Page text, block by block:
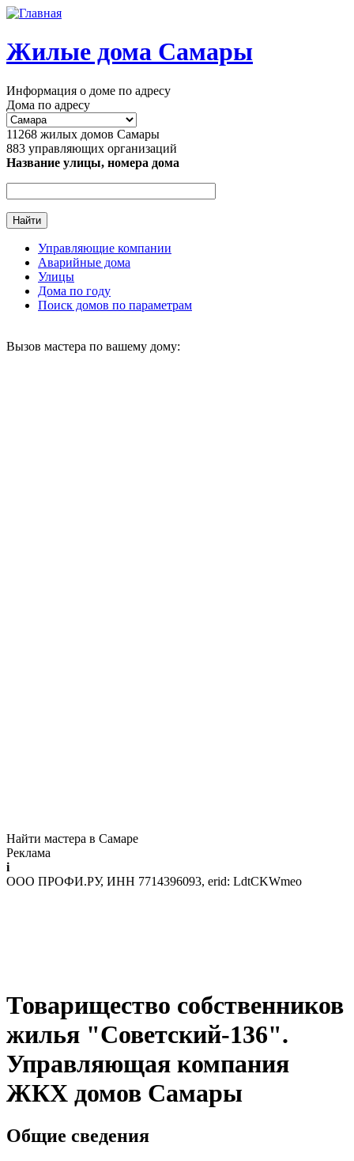
Перейти к основному содержанию
Жилые дома Самары
Информация о доме по адресу
Дома по адресу
11268 жилых домов Самары
883 управляющих организаций
Название улицы, номера дома
Главное меню
Управляющие компании
Аварийные дома
Улицы
Дома по году
Поиск домов по параметрам
Вызов мастера по вашему дому:
Найти мастера в Самаре
Реклама
i
ООО ПРОФИ.РУ, ИНН 7714396093, erid: LdtCKWmeo
Товарищество собственников
жилья "Советский-136".
Управляющая компания
ЖКХ домов Самары
Общие сведения